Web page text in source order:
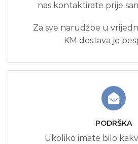
nas kontaktirate prije
Za sve narudžbe u
KM dostava je
PODRŠKA
Ukoliko imate bilo